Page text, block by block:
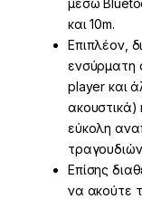
μέσω
και 10m.
Επιπλέον,
ενσύρματη
player και
ακουστικά)
εύκολη
Επίσης
να ακούτε